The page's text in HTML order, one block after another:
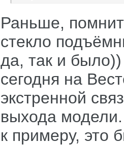
Раньше,
стекло
да, так и
сегодня на
экстренной
выхода
к примеру, это